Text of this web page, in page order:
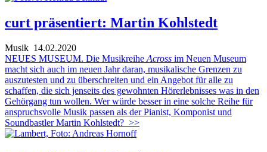
curt präsentiert: Martin Kohlstedt
Musik 14.02.2020
NEUES MUSEUM. Die Musikreihe Across im Neuen Museum
macht sich auch im neuen Jahr daran, musikalische Grenzen zu
auszutesten und zu überschreiten und ein Angebot für alle zu
schaffen, die sich jenseits des gewohnten Hörerlebnisses was in den
Gehörgang tun wollen. Wer würde besser in eine solche Reihe für
anspruchsvolle Musik passen als der Pianist, Komponist und
Soundbastler Martin Kohlstedt? >>